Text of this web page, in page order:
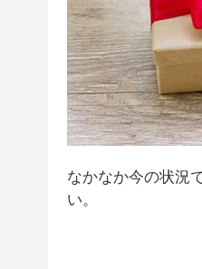
なかなか今の状況
い。